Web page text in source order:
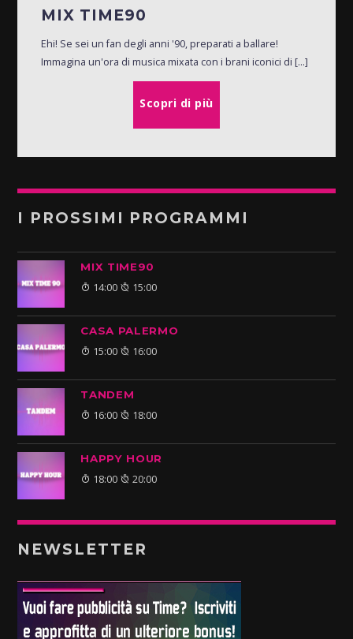
MIX TIME90
Ehi! Se sei un fan degli anni '90, preparati a ballare!
Immagina un'ora di musica mixata con i brani iconici di [...]
Scopri di più
I PROSSIMI PROGRAMMI
MIX TIME90
14:00 15:00
CASA PALERMO
15:00 16:00
TANDEM
16:00 18:00
HAPPY HOUR
18:00 20:00
NEWSLETTER